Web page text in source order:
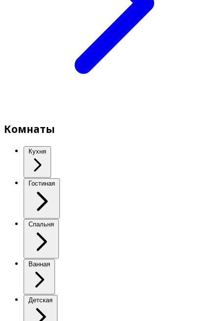
Комнаты
Кухня
Гостиная
Спальня
Ванная
Детская